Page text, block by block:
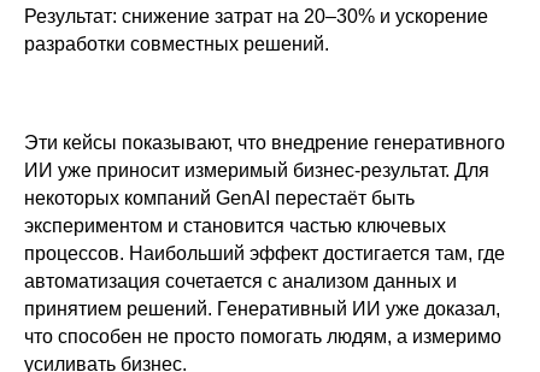
Результат: снижение затрат на 20–30% и ускорение
разработки совместных решений.
Эти кейсы показывают, что внедрение генеративного
ИИ уже приносит измеримый бизнес-результат. Для
некоторых компаний GenAI перестаёт быть
экспериментом и становится частью ключевых
процессов. Наибольший эффект достигается там, где
автоматизация сочетается с анализом данных и
принятием решений. Генеративный ИИ уже доказал,
что способен не просто помогать людям, а измеримо
усиливать бизнес.